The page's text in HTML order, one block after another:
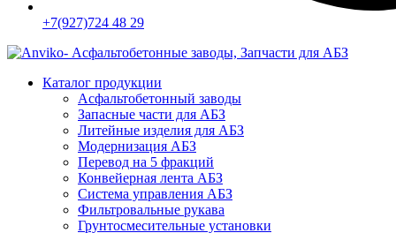
+7(927)724 48 29
Каталог продукции
Асфальтобетонный заводы
Запасные части для АБЗ
Литейные изделия для АБЗ
Модернизация АБЗ
Перевод на 5 фракций
Конвейерная лента АБЗ
Система управления АБЗ
Фильтровальные рукава
Грунтосмесительные установки